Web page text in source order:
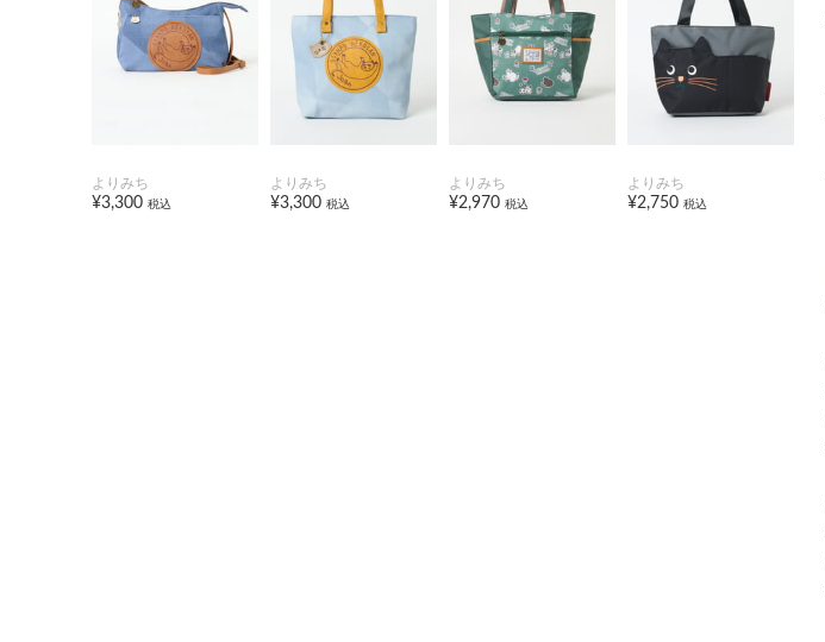
よりみち
¥3,300 税込
よりみち
¥3,300 税込
よりみち
¥2,970 税込
よりみち
¥2,750 税込